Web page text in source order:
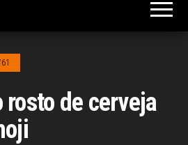
rosto de cerveja